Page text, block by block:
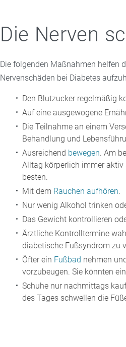
Die Nerven
Die folgenden Maßnahmen helfen
Nervenschäden bei Diabetes
Den Blutzucker regelmäßig
Auf eine ausgewogene
Die Teilnahme an einem
Behandlung und
Ausreichend bewegen. Am
Alltag körperlich immer aktiv
besten.
Mit dem Rauchen aufhören.
Nur wenig Alkohol trinken
Das Gewicht kontrollieren
Ärztliche Kontrolltermine
diabetische Fußsyndrom zu
Öfter ein Fußbad nehmen
vorzubeugen. Sie könnten
Schuhe nur nachmittags
des Tages schwellen die